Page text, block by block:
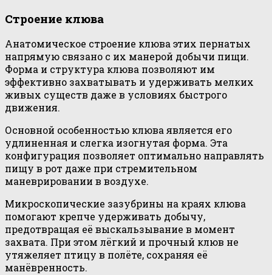
Строение клюва
Анатомическое строение клюва этих пернатых
напрямую связано с их манерой добычи пищи.
Форма и структура клюва позволяют им
эффективно захватывать и удерживать мелких
живых существ даже в условиях быстрого
движения.
Основной особенностью клюва является его
удлиненная и слегка изогнутая форма. Эта
конфигурация позволяет оптимально направлять
пищу в рот даже при стремительном
маневрировании в воздухе.
Микроскопические зазубрины на краях клюва
помогают крепче удерживать добычу,
предотвращая её выскальзывание в момент
захвата. При этом лёгкий и прочный клюв не
утяжеляет птицу в полёте, сохраняя её
манёвренность.